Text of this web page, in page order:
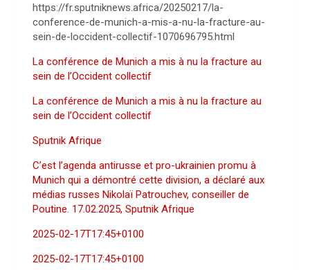
https://fr.sputniknews.africa/20250217/la-
conference-de-munich-a-mis-a-nu-la-fracture-au-
sein-de-loccident-collectif-1070696795.html
La conférence de Munich a mis à nu la fracture au
sein de l’Occident collectif
La conférence de Munich a mis à nu la fracture au
sein de l’Occident collectif
Sputnik Afrique
C’est l’agenda antirusse et pro-ukrainien promu à
Munich qui a démontré cette division, a déclaré aux
médias russes Nikolaï Patrouchev, conseiller de
Poutine. 17.02.2025, Sputnik Afrique
2025-02-17T17:45+0100
2025-02-17T17:45+0100